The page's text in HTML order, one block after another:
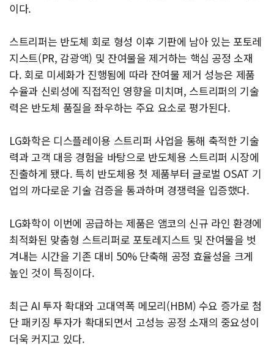
이다.
스트리퍼는 반도체 회로 형성 이후 기판에 남아 있는 포토레
지스트(PR, 감광액) 및 잔여물을 제거하는 핵심 공정 소재
다. 회로 미세화가 진행됨에 따라 잔여물 제거 성능은 제품
수율과 신뢰성에 직접적인 영향을 미치며, 스트리퍼의 기술
력은 반도체 품질을 좌우하는 주요 요소로 평가된다.
LG화학은 디스플레이용 스트리퍼 사업을 통해 축적한 기술
력과 고객 대응 경험을 바탕으로 반도체용 스트리퍼 시장에
진출하게 됐다. 특히 반도체용 첫 제품부터 글로벌 OSAT 기
업의 까다로운 기술 검증을 통과하며 경쟁력을 입증했다.
LG화학이 이번에 공급하는 제품은 앰코의 신규 라인 환경에
최적화된 맞춤형 스트리퍼로 포토레지스트 및 잔여물을 벗
겨내는 시간을 기존 대비 50% 단축해 공정 효율성을 크게
높인 것이 특징이다.
최근 AI 투자 확대와 고대역폭 메모리(HBM) 수요 증가로 첨
단 패키징 투자가 확대되면서 고성능 공정 소재의 중요성이
더욱 커지고 있다.